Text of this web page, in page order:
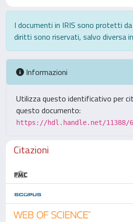
I documenti in IRIS sono protetti
diritti sono riservati, salvo diversa
Informazioni
Utilizza questo identificativo per
questo documento:
https://hdl.handle.net/11388/
Citazioni